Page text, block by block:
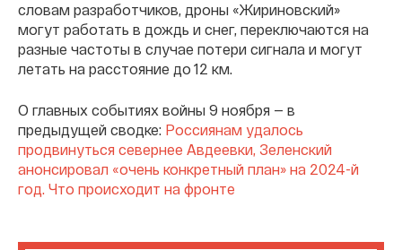
словам разработчиков, дроны «Жириновский»
могут работать в дождь и снег, переключаются на
разные частоты в случае потери сигнала и могут
летать на расстояние до 12 км.
О главных событиях войны 9 ноября — в
предыдущей сводке: Россиянам удалось
продвинуться севернее Авдеевки, Зеленский
анонсировал «очень конкретный план» на 2024-й
год. Что происходит на фронте